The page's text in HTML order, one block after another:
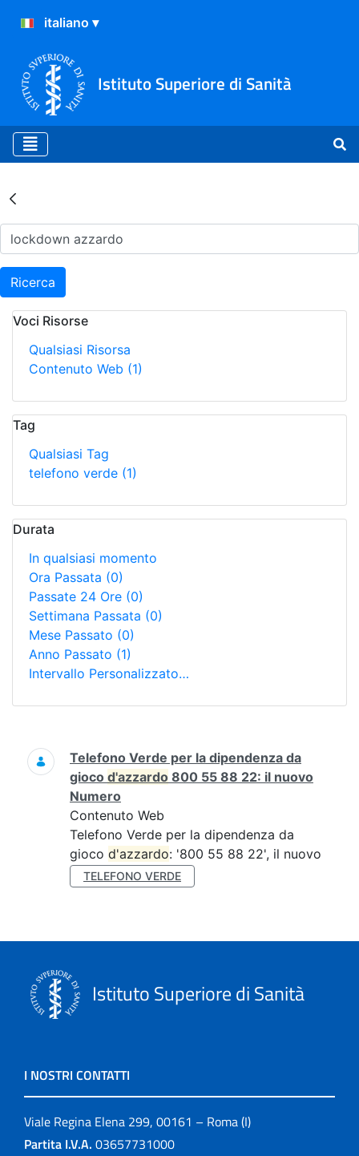
Istituto Superiore di Sanità
Risultati della Ricerca -
Ricerca
Voci Risorse
Qualsiasi Risorsa
Contenuto Web (1)
Tag
Qualsiasi Tag
telefono verde (1)
Durata
In qualsiasi momento
Ora Passata (0)
Passate 24 Ore (0)
Settimana Passata (0)
Mese Passato (0)
Anno Passato (1)
Intervallo Personalizzato…
Ricerca
Telefono Verde per la dipendenza da
gioco d'azzardo 800 55 88 22: il nuovo
Numero
Contenuto Web
Telefono Verde per la dipendenza da
gioco d'azzardo: '800 55 88 22', il nuovo
TELEFONO VERDE
Istituto Superiore di Sanità
I NOSTRI CONTATTI
Viale Regina Elena 299, 00161 – Roma (I)
Partita I.V.A. 03657731000